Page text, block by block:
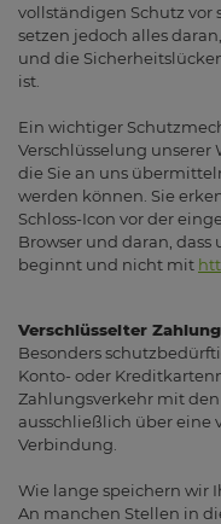
vollständigen Schutz vor
setzen jedoch alles
und die
ist.
Ein wichtiger
Verschlüsselung unserer
die Sie an uns
werden können. Sie
Schloss-Icon vor der
Browser und daran,
beginnt und nicht mit
Verschlüsselter
Besonders
Konto- oder
Zahlungsverkehr mit
ausschließlich über eine
Verbindung.
Wie lange speichern wir
An manchen Stellen in